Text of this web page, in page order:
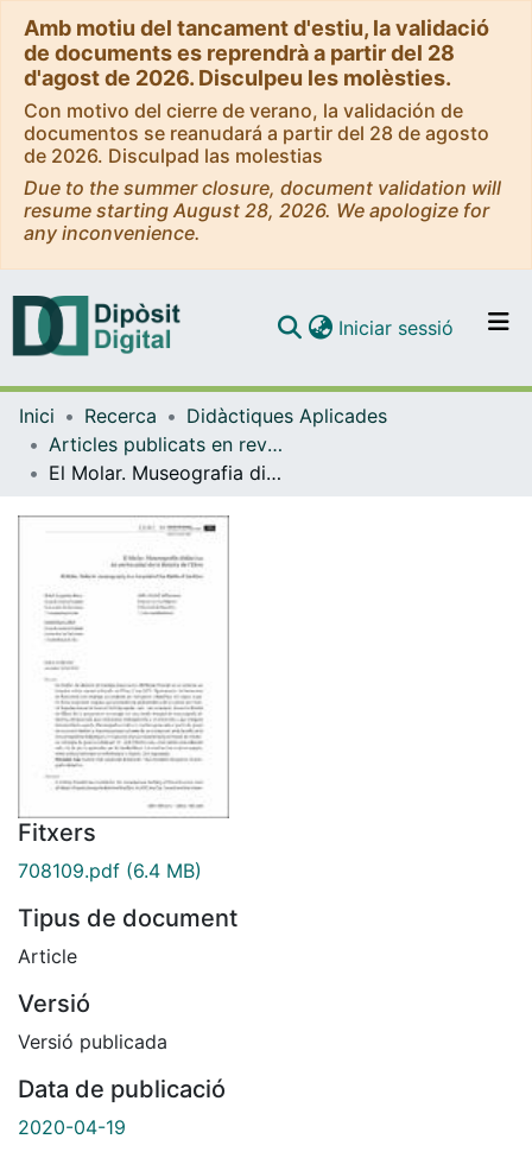
Amb motiu del tancament d'estiu, la validació
de documents es reprendrà a partir del 28
d'agost de 2026. Disculpeu les molèsties.
Con motivo del cierre de verano, la validación de
documentos se reanudará a partir del 28 de agosto
de 2026. Disculpad las molestias
Due to the summer closure, document validation will
resume starting August 28, 2026. We apologize for
any inconvenience.
Navega per tot el DD
Com publicar
Iniciar sessió (current)
Inici Recerca
Didàctiques Aplicades
Articles publicats en revistes (Didàctiques Aplicades)
El Molar. Museografia didàctica en un hospital de la Batalla de l'Ebre.
Fitxers
708109.pdf (6.4 MB)
Tipus de document
Article
Versió
Versió publicada
Data de publicació
2020-04-19